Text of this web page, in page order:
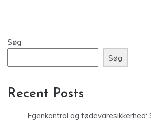
Søg
Søg
Recent Posts
Egenkontrol og fødevaresikkerhed: